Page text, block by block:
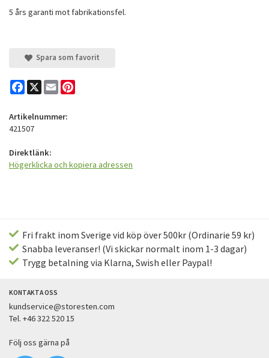
5 års garanti mot fabrikationsfel.
Spara som favorit
Facebook
X Email
Artikelnummer:
421507
Direktlänk:
Högerklicka och kopiera adressen
Fri frakt inom Sverige vid köp över 500kr (Ordinarie 59 kr)
Snabba leveranser! (Vi skickar normalt inom 1-3 dagar)
Trygg betalning via Klarna, Swish eller Paypal!
KONTAKTA OSS
kundservice@storesten.com
Tel. +46 322 520 15
Följ oss gärna på